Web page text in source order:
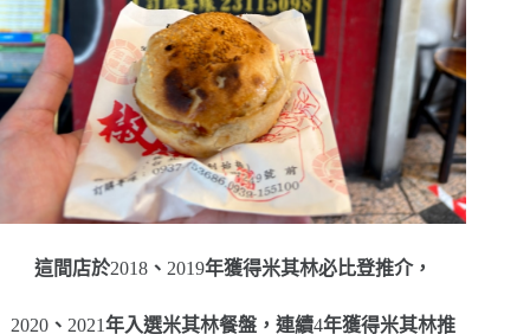
這間店於2018 、 2019年獲得米其林必比登推介，
2020 、 2021年入選米其林餐盤，連續4年獲得米其林推